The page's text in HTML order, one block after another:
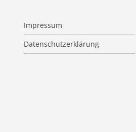
Impressum
Datenschutzerklärung